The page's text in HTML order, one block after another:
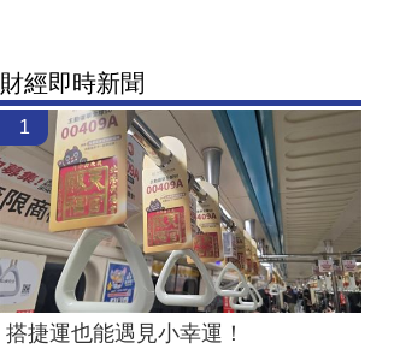
財經即時新聞
1
搭捷運也能遇見小幸運！